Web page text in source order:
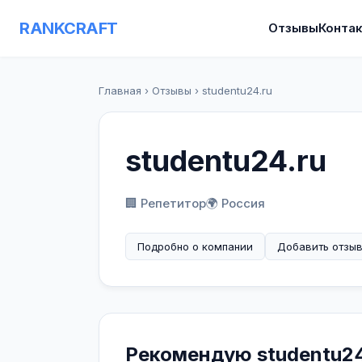
RANKCRAFT Отзывы
Главная › Отзывы › studentu24.ru
studentu24.ru
🏢 Репетитор🌍 Россия
Подробно о компании Добавить отзыв
Рекомендую